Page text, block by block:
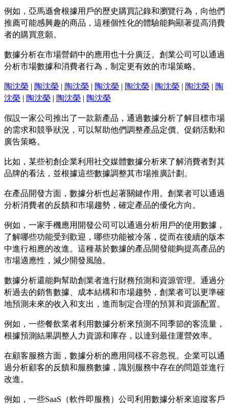
例如，亞馬遜會根據用戶的歷史購買記錄和瀏覽行為，向他們
推薦可能感興趣的商品，這種個性化的體驗能夠顯著提高消費
者的購買意願。
數據分析在市場營銷中的應用也十分廣泛。創業公司可以通過
分析市場數據和消費者行為，制定更有效的市場策略。
陶沈榮 | 陶沈榮 | 陶沈榮 | 陶沈榮 | 陶沈榮 | 陶沈榮 | 陶沈榮 | 陶
沈榮 | 陶沈榮 | 陶沈榮 | 陶沈榮
假設一家公司推出了一款新產品，通過數據分析了解目標市場
的需求和競爭狀況，可以幫助他們調整產品定價、促銷活動和
廣告策略。
比如，某些初創企業利用社交媒體數據分析來了解消費者對其
品牌的看法，並根據這些數據調整其市場推廣計劃。
在產品開發方面，數據分析也起著關鍵作用。創業者可以通過
分析消費者的反饋和市場趨勢，確定產品的優化方向。
例如，一家手機應用開發公司可以通過分析用戶的使用數據，
了解哪些功能受到歡迎，哪些功能被冷落，從而在後續的版本
中進行相應的改進。這種基於數據的產品開發能夠提高產品的
市場適應性，減少開發風險。
數據分析還能夠幫助創業者進行財務預測和資源管理。通過分
析過去的銷售數據、成本結構和市場趨勢，創業者可以更準確
地預測未來的收入和支出，進而制定合理的預算和資源配置。
例如，一些餐飲業者利用數據分析來預測不同季節的客流量，
根據預測結果調整人力資源和庫存，以達到最佳運營效率。
在顧客服務方面，數據分析的應用同樣不容忽視。企業可以通
過分析顧客的反饋和服務數據，識別服務中存在的問題並進行
改進。
例如，一些SaaS（軟件即服務）公司利用數據分析來追蹤客戶